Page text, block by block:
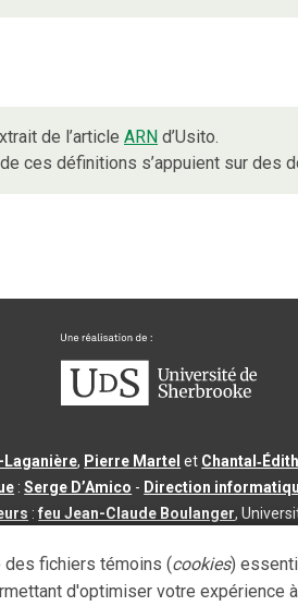
de l’article ARN d’Usito.
ces définitions s’appuient sur des
Laganière, Pierre Martel et
:Serge D’Amico - Direction
:feu Jean-Claude Boulanger,
de Sherbrooke |3.2.2- Dernière
fichiers témoins (cookies)
d'optimiser votre expérience